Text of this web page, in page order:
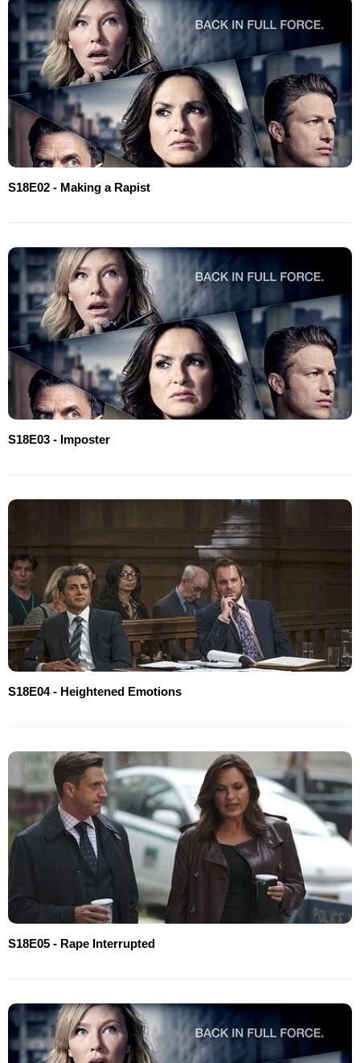
S18E02 - Making a Rapist
S18E03 - Imposter
S18E04 - Heightened Emotions
S18E05 - Rape Interrupted